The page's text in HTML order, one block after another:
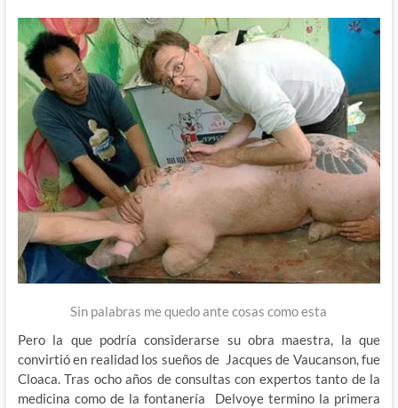
Sin palabras me quedo ante cosas como esta
Pero la que podría considerarse su obra maestra, la que
convirtió en realidad los sueños de Jacques de Vaucanson, fue
Cloaca. Tras ocho años de consultas con expertos tanto de la
medicina como de la fontanería Delvoye termino la primera